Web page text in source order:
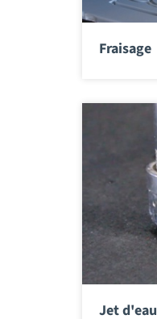
Fraisage
Jet d'eau